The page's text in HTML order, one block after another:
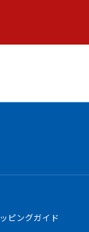
ピングガイド